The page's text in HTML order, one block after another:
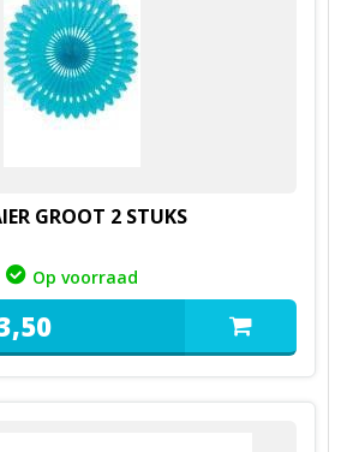
GROOT 2 STUKS
Op voorraad
50